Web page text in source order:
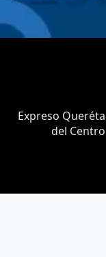
Expreso
del